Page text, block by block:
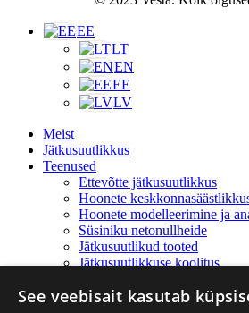
EE
LT
EN
EE
LV
Meist
Jätkusuutlikkus
Teenused
Ettevõtte jätkusuutlikkus
Hoonete
Hoonete modelleerimine ja
Süsiniku netonullheide
Jätkusuutlikud tooted
Jätkusuutlikkuse koolitus
Uudised
See veebisait kasutab